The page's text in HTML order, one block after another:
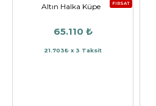
FIRSAT
Altın Halka Küpe
65.110 ₺
21.703₺ x 3 Taksit